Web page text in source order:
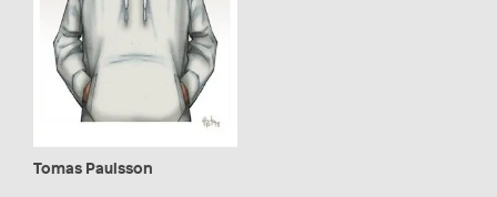
Tomas Paulsson